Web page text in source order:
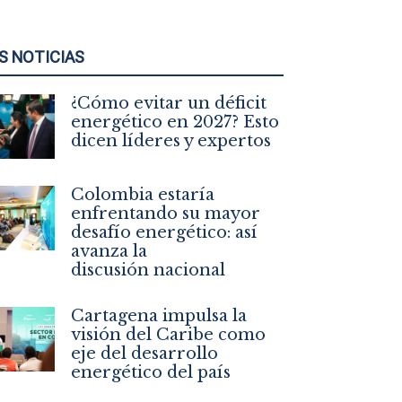
NOTICIAS
¿Cómo evitar un déficit
energético en 2027? Esto
dicen líderes y expertos
Colombia estaría
enfrentando su mayor
desafío energético: así
avanza la
discusión nacional
Cartagena impulsa la
visión del Caribe como
eje del desarrollo
energético del país